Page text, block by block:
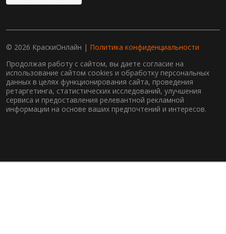
© 2026 КраскиОнлайн | Политика конфиденциальности
Продолжая работу с сайтом, вы даете согласие на
использование сайтом cookies и обработку персональных
данных в целях функционирования сайта, проведения
ретаргетинга, статистических исследований, улучшения
сервиса и предоставления релевантной рекламной
информации на основе ваших предпочтений и интересов.